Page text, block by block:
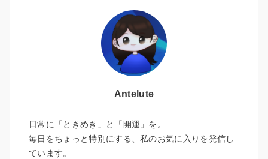
Antelute
日常に「ときめき」と「開運」を。
毎日をちょっと特別にする、私のお気に入りを発信し
ています。